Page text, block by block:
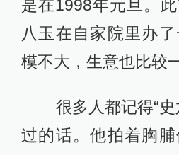
是在1998年元旦。
八玉在自家院里办
模不大，生意也比较
很多人都记得“史
过的话。他拍着胸